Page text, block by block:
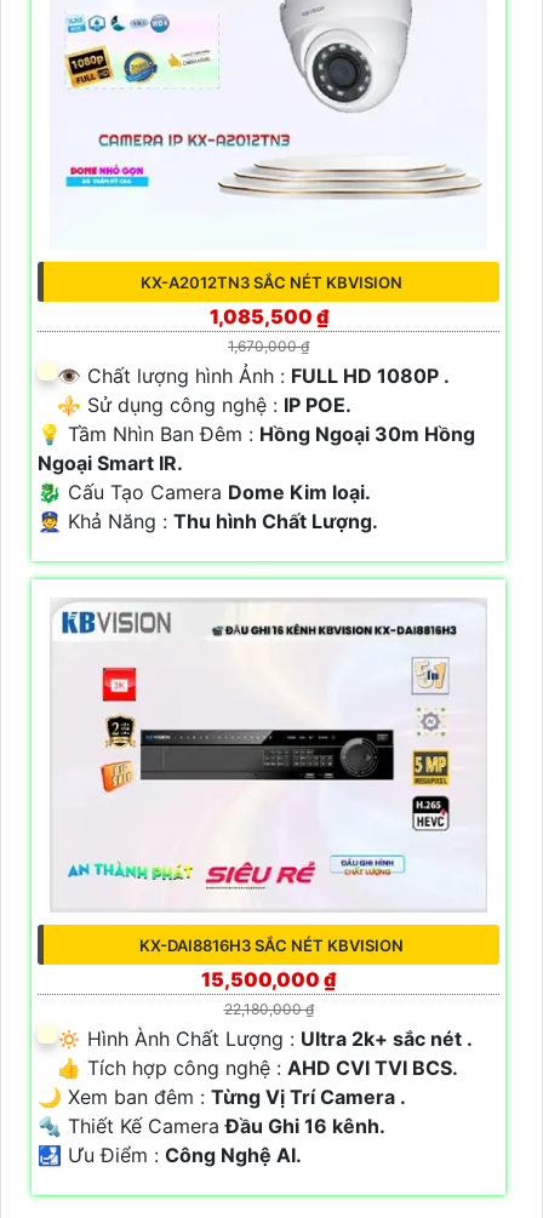
KX-A2012TN3 SẮC NÉT KBVISION
1,085,500 ₫
1,670,000 ₫
👁 Chất lượng hình Ảnh : FULL HD 1080P .
⚜️ Sử dụng công nghệ : IP POE.
💡 Tầm Nhìn Ban Đêm : Hồng Ngoại 30m Hồng
Ngoại Smart IR.
🐉️ Cấu Tạo Camera Dome Kim loại.
️👮 Khả Năng : Thu hình Chất Lượng.
KX-DAI8816H3 SẮC NÉT KBVISION
15,500,000 ₫
22,180,000 ₫
🔅 Hình Ành Chất Lượng : Ultra 2k+ sắc nét .
👍 Tích hợp công nghệ : AHD CVI TVI BCS.
🌙 Xem ban đêm : Từng Vị Trí Camera .
🔩 Thiết Kế CameraĐầu Ghi 16 kênh.
️🛃 Ưu Điểm : Công Nghệ AI.